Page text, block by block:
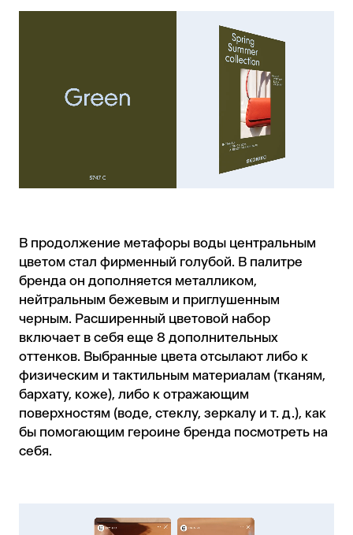
В продолжение метафоры воды центральным
цветом стал фирменный голубой. В палитре
бренда он дополняется металликом,
нейтральным бежевым и приглушенным
черным. Расширенный цветовой набор
включает в себя еще 8 дополнительных
оттенков. Выбранные цвета отсылают либо к
физическим и тактильным материалам (тканям,
бархату, коже), либо к отражающим
поверхностям (воде, стеклу, зеркалу и т. д.), как
бы помогающим героине бренда посмотреть на
себя.